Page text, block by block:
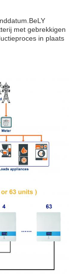
met gebrekkigen
in plaats